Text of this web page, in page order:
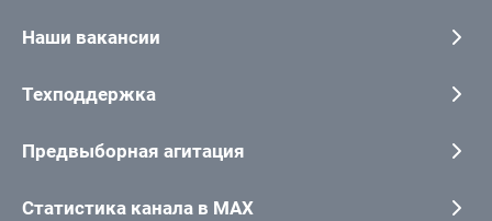
Наши вакансии
Техподдержка
Предвыборная агитация
Статистика канала в MAX